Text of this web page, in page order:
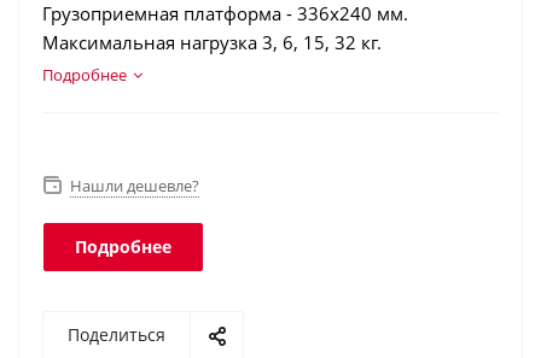
Грузоприемная платформа - 336х240 мм.
Максимальная нагрузка 3, 6, 15, 32 кг.
Светодиодный индикатор. Аккумулятор.
Подробнее
Нашли дешевле?
Подробнее
Поделиться